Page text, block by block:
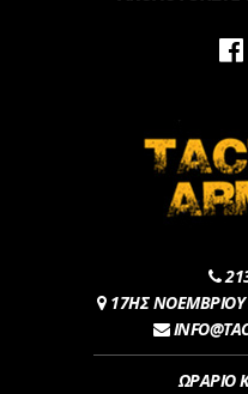
17ΗΣ ΝΟΕΜΒΡΙΟΥ
ΩΡΑΡΙΟ